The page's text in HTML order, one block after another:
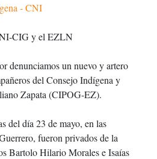
- CNI
CIG y el EZLN
denunciamos un nuevo y artero
del Consejo Indígena y
Zapata (CIPOG-EZ).
del día 23 de mayo, en las
fueron privados de la
Bartolo Hilario Morales e Isaías